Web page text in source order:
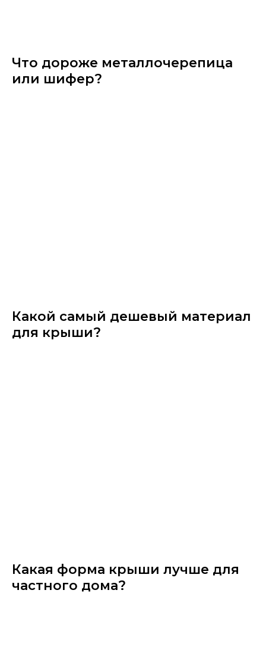
Что дороже металлочерепица
или шифер?
Какой самый дешевый материал
для крыши?
Какая форма крыши лучше для
частного дома?